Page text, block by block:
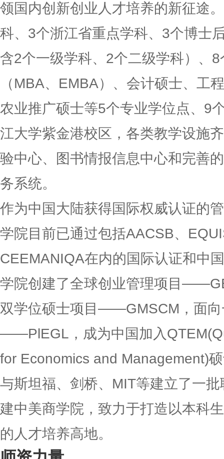
领国内创新创业人才培养的新征途
科、3个浙江省重点学科、3个博士
含2个一级学科、2个二级学科）、
（MBA、EMBA）、会计硕士、工
农业推广硕士等5个专业学位点、9
江大学紫金港校区，各类教学设施
验中心、图书情报信息中心和完善
务系统。
作为中国大陆获得国际权威认证的
学院目前已通过包括AACSB、
CEEMANIQA在内的国际认证和中
学院创建了全球创业管理项目
双学位硕士项目——GMSCM，面向
——PlEGL，成为中国加入
for Economics and Management)
与斯坦福、剑桥、MIT等建立了一
建中美商学院，致力于打造以本科
的人才培养高地。